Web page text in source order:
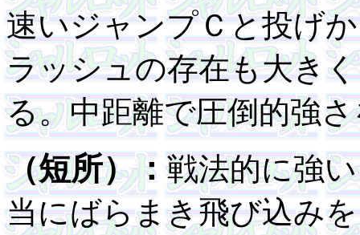
速いジャンプＣと投げ
ラッシュの存在も大き
る。中距離で圧倒的強
（短所）：戦法的に強
当にばらまき飛び込み